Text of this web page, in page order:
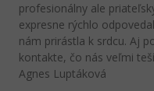
profesionálny ale
expresne rýchlo
nám prirástla k srdcu. Aj
kontakte, čo nás veľmi
Agnes Luptáková